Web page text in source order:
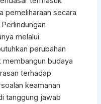
pemeliharaan secara
melalui
perubahan
budaya
terhadap
keamanan
tanggung jawab